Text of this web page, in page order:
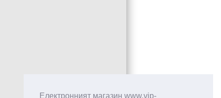
Електронният магазин www.vip-